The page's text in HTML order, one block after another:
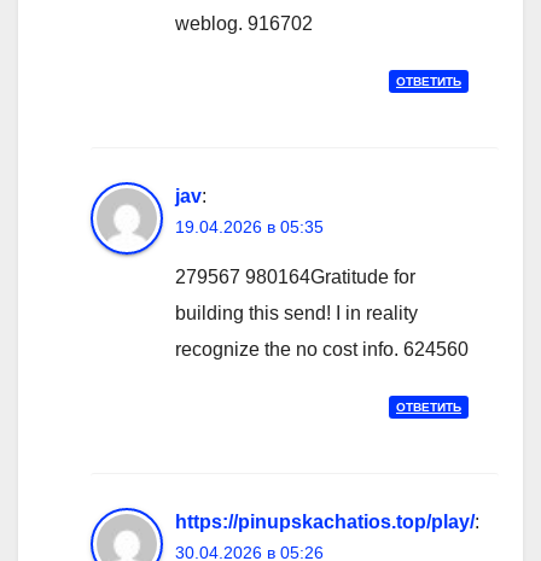
weblog. 916702
ОТВЕТИТЬ
jav:
19.04.2026 в 05:35
279567 980164Gratitude for
building this send! I in reality
recognize the no cost info. 624560
ОТВЕТИТЬ
https://pinupskachatios.top/play/:
30.04.2026 в 05:26